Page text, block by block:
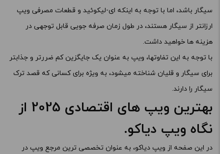
سیگار باشد، اما با توجه به اینکه ای-لیکوئید و قطعات مصرفی ویپ
ارزانتر از سیگار هستند، در طول زمان صرفه جویی قابل توجهی در
هزینه ها خواهید داشت.
با توجه به این تفاوتها، ویپ به عنوان یک جایگزین کم ضررتر و جذابتر
برای سیگار و قلیان شناخته میشود، به ویژه برای کسانی که قصد ترک
سیگار را دارند.
بهترین ویپ های اقتصادی 2025 از
نگاه ویپ دیاکو.
در این صفحه از ویپ دیاکو، به عنوان تخصصی ترین مرجع ویپ در